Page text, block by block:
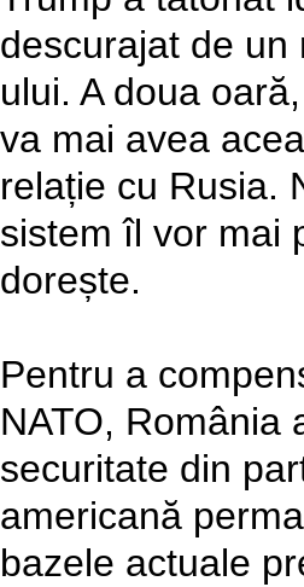
descurajat de
ului. A doua
va mai avea
relație cu Rusia.
sistem îl vor mai
dorește.
Pentru a
NATO, România
securitate din
americană
bazele actuale